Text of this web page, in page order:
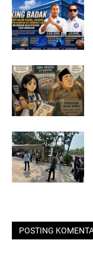
POSTING